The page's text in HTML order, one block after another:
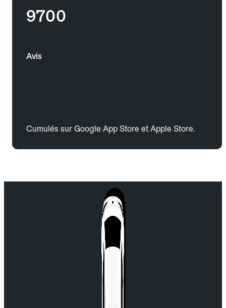
9700
Avis
Cumulés sur Google App Store et Apple Store.